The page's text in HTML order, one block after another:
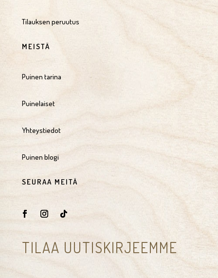
Tilauksen peruutus
MEISTÄ
Puinen tarina
Puinelaiset
Yhteystiedot
Puinen blogi
SEURAA MEITÄ
TILAA UUTISKIRJEEMME